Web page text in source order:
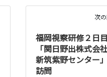
次
福岡視察研修２日
「関日野出株式会
新筑紫野センター
訪問